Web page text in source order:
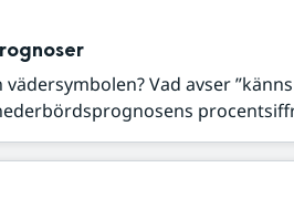
Vad avser